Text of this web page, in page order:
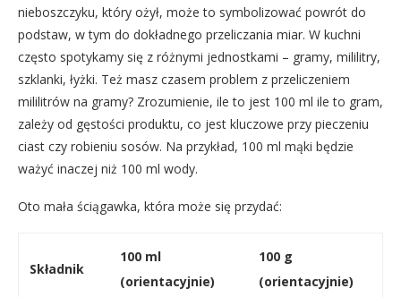
nieboszczyku, który ożył, może to symbolizować powrót do
podstaw, w tym do dokładnego przeliczania miar. W kuchni
często spotykamy się z różnymi jednostkami – gramy, mililitry,
szklanki, łyżki. Też masz czasem problem z przeliczeniem
mililitrów na gramy? Zrozumienie, ile to jest 100 ml ile to gram,
zależy od gęstości produktu, co jest kluczowe przy pieczeniu
ciast czy robieniu sosów. Na przykład, 100 ml mąki będzie
ważyć inaczej niż 100 ml wody.
Oto mała ściągawka, która może się przydać:
Składnik
100 ml
(orientacyjnie)
100 g
(orientacyjnie)